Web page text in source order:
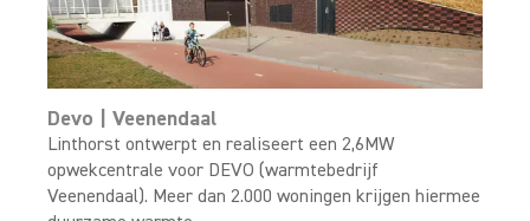
Devo | Veenendaal
Linthorst ontwerpt en realiseert een 2,6MW
opwekcentrale voor DEVO (warmtebedrijf
Veenendaal). Meer dan 2.000 woningen krijgen hiermee